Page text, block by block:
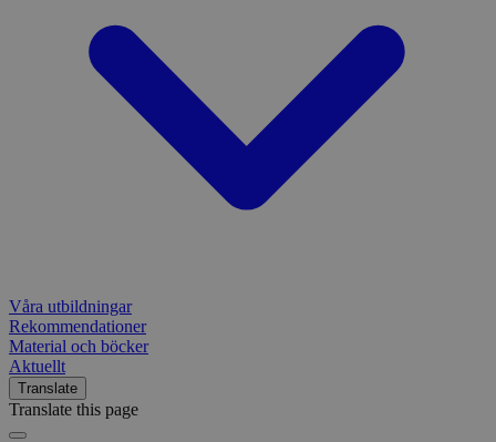
Våra utbildningar
Rekommendationer
Material och böcker
Aktuellt
Translate
Translate this page